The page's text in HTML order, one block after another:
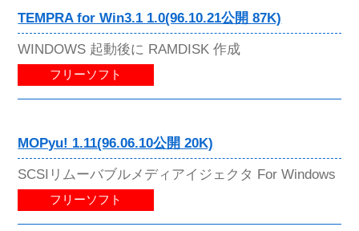
TEMPRA for Win3.1 1.0(96.10.21公開 87K)
WINDOWS 起動後に RAMDISK 作成
フリーソフト
MOPyu! 1.11(96.06.10公開 20K)
SCSIリムーバブルメディアイジェクタ For Windows
フリーソフト